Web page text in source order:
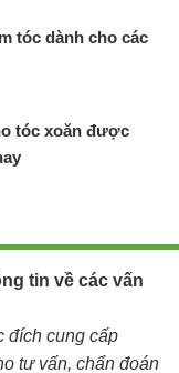
tóc dành cho các
tóc xoăn được
tin về các vấn
đích cung cấp
tư vấn, chẩn đoán